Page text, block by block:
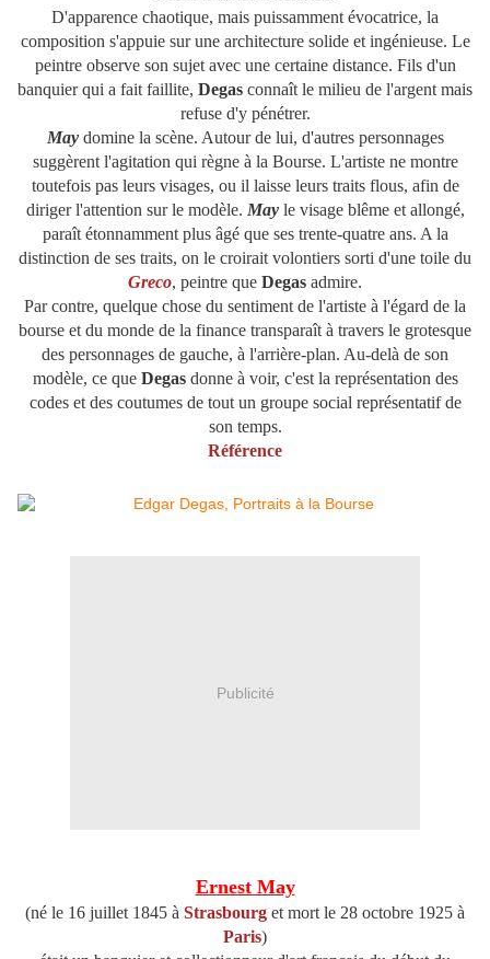
D'apparence chaotique, mais puissamment évocatrice, la
composition s'appuie sur une architecture solide et ingénieuse. Le
peintre observe son sujet avec une certaine distance. Fils d'un
banquier qui a fait faillite, Degas connaît le milieu de l'argent mais
refuse d'y pénétrer.
May domine la scène. Autour de lui, d'autres personnages
suggèrent l'agitation qui règne à la Bourse. L'artiste ne montre
toutefois pas leurs visages, ou il laisse leurs traits flous, afin de
diriger l'attention sur le modèle. Mayle visage blême et allongé,
paraît étonnamment plus âgé que ses trente-quatre ans. A la
distinction de ses traits, on le croirait volontiers sorti d'une toile du
Greco, peintre que Degas admire.
Par contre, quelque chose du sentiment de l'artiste à l'égard de la
bourse et du monde de la finance transparaît à travers le grotesque
des personnages de gauche, à l'arrière-plan. Au-delà de son
modèle, ce que Degasdonne à voir, c'est la représentation des
codes et des coutumes de tout un groupe social représentatif de
son temps.
Référence
Publicité
Ernest May
(né le 16 juillet 1845 à Strasbourg et mort le 28 octobre 1925 à
Paris)